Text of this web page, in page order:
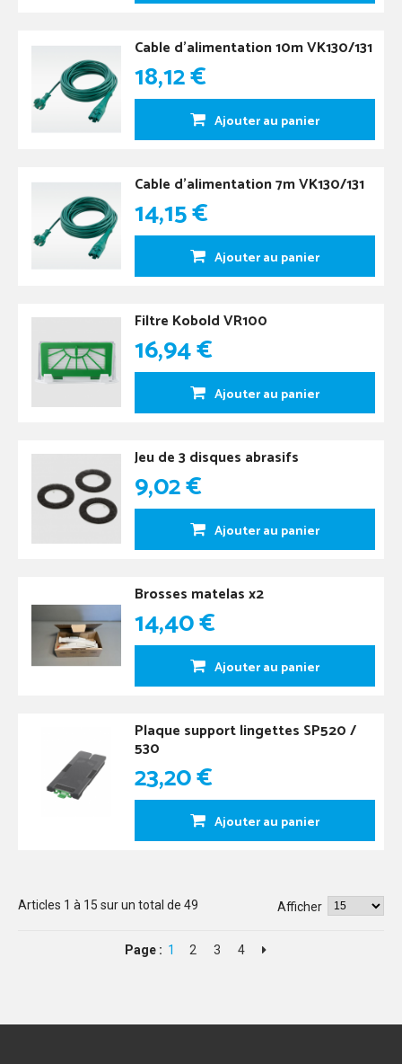
Cable d'alimentation 10m VK130/131
18,12 €
Ajouter au panier
Cable d'alimentation 7m VK130/131
14,15 €
Ajouter au panier
Filtre Kobold VR100
16,94 €
Ajouter au panier
Jeu de 3 disques abrasifs
9,02 €
Ajouter au panier
Brosses matelas x2
14,40 €
Ajouter au panier
Plaque support lingettes SP520 /
530
23,20 €
Ajouter au panier
Articles 1 à 15 sur un total de 49 Afficher
Page : 1 2 3 4